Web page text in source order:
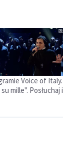
Voice of Italy.
mille". Posłuchaj i